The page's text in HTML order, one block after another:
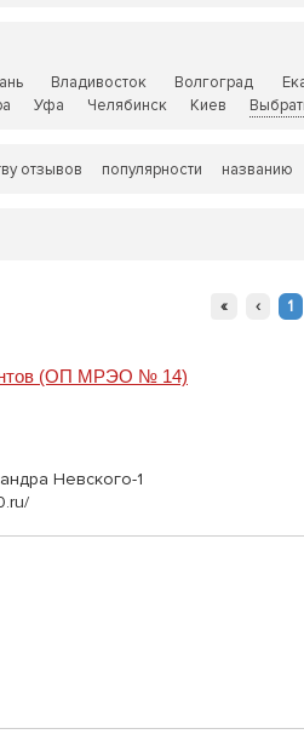
Владивосток Волгоград
Уфа Челябинск Киев
отзывов популярности названию
« ‹ 1
(ОП МРЭО № 14)
Невского-1